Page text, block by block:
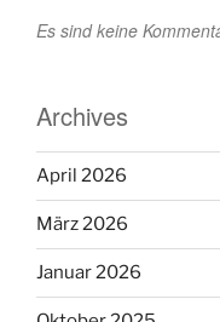
Es sind keine
Archives
April 2026
März 2026
Januar 2026